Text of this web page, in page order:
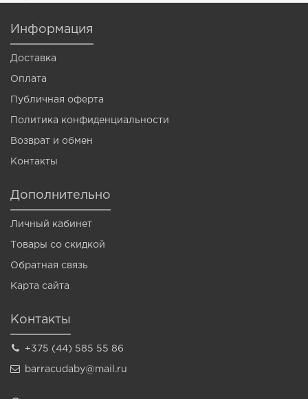
Информация
Доставка
Оплата
Публичная оферта
Политика конфиденциальности
Возврат и обмен
Контакты
Дополнительно
Личный кабинет
Товары со скидкой
Обратная связь
Карта сайта
Контакты
+375 (44) 585 55 86
barracudaby@mail.ru